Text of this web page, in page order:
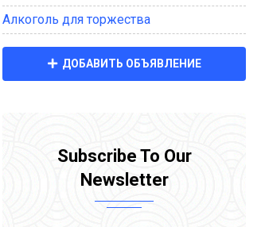
Алкоголь для торжества
ДОБАВИТЬ ОБЪЯВЛЕНИЕ
Subscribe To Our
Newsletter